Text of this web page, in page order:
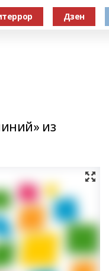
Дзен
из